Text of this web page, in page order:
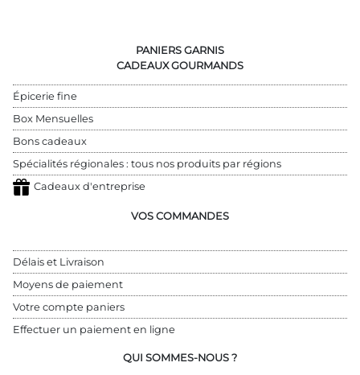
PANIERS GARNIS
CADEAUX GOURMANDS
Épicerie fine
Box Mensuelles
Bons cadeaux
Spécialités régionales : tous nos produits par régions
Cadeaux d'entreprise
VOS COMMANDES
Délais et Livraison
Moyens de paiement
Votre compte paniers
Effectuer un paiement en ligne
QUI SOMMES-NOUS ?